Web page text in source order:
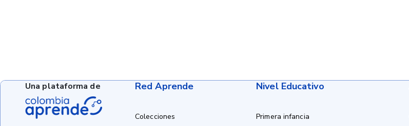
Red Aprende
Colecciones
Nivel Educativo
Primera infancia
Una plataforma de